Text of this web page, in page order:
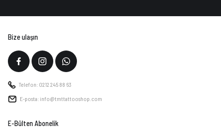
Bize ulaşın
Telefon: 0212 245 88 63
E-posta: info@tmttattooshop.com
E-Bülten Abonelik